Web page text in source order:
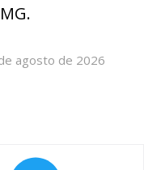
agosto de 2026